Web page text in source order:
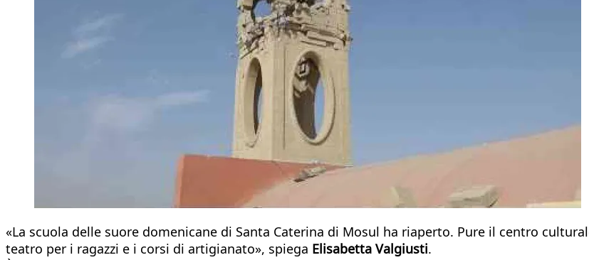
«La scuola delle suore domenicane di Santa Caterina di Mosul ha riaperto. Pure il centro
teatro per i ragazzi e i corsi di artigianato», spiega Elisabetta Valgiusti.